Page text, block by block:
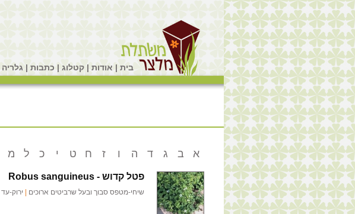
בית | אודות |קטלוג | כתבות | גלריה
א ב ג ד ה ו ז ח ט י כ ל מ
פטל קדוש -Robus sanguineus
שיחי-מטפס סבוך ובעל שרביטים ארוכים ירוק-עד